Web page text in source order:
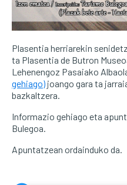
Plasentia herriarekin
ta Plasentia de Butron
Lehenengoz Pasaiako
gehiago) joango gara ta
bazkaltzera.
Informazio gehiago eta
Bulegoa.
Apuntatzean ordainduko da.